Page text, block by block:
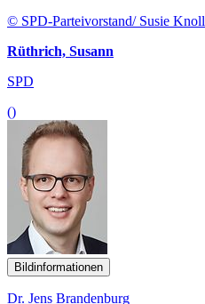
© SPD-Parteivorstand/ Susie Knoll
Rüthrich, Susann
SPD
()
Bildinformationen
Dr. Jens Brandenburg